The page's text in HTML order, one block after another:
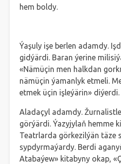
hem boldy.
Ýaşuly işe berlen adamdy.
gidýärdi. Baran ýerine
«Nämüçin men halkdan
nämüçin ýamanlyk etmeli.
etmek üçin işleýärin»
Aladaçyl adamdy.
görýärdi. Ýazyjylaň hemme
Teatrlarda görkezilýän täze
sypdyrmaýardy. Berdi
Atabaýew» kitabyny okap,